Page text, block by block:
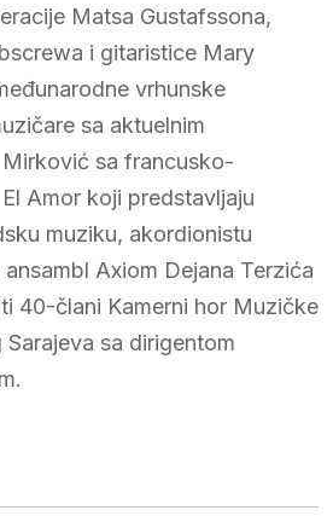
Matsa Gustafssona,
i gitaristice Mary
vrhunske
sa aktuelnim
sa francusko-
Amor koji predstavljaju
muziku, akordionistu
Axiom Dejana Terzića
40-člani Kamerni hor Muzičke
sa dirigentom